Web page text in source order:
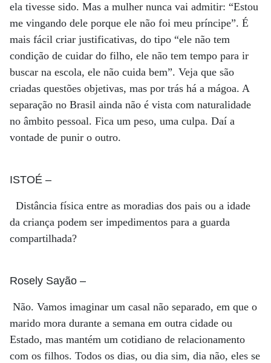
ela tivesse sido. Mas a mulher nunca vai admitir: “Estou
me vingando dele porque ele não foi meu príncipe”. É
mais fácil criar justificativas, do tipo “ele não tem
condição de cuidar do filho, ele não tem tempo para ir
buscar na escola, ele não cuida bem”. Veja que são
criadas questões objetivas, mas por trás há a mágoa. A
separação no Brasil ainda não é vista com naturalidade
no âmbito pessoal. Fica um peso, uma culpa. Daí a
vontade de punir o outro.
ISTOÉ –
Distância física entre as moradias dos pais ou a idade
da criança podem ser impedimentos para a guarda
compartilhada?
Rosely Sayão –
Não. Vamos imaginar um casal não separado, em que o
marido mora durante a semana em outra cidade ou
Estado, mas mantém um cotidiano de relacionamento
com os filhos. Todos os dias, ou dia sim, dia não, eles se